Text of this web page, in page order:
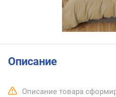
Описание
Описание товара